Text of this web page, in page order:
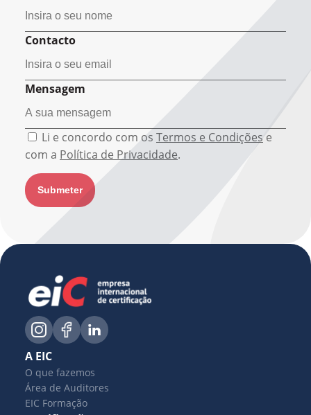
Contacto
Mensagem
Li e concordo com os Termos e Condições e
com a Política de Privacidade.
A EIC
O que fazemos
Área de Auditores
EIC Formação